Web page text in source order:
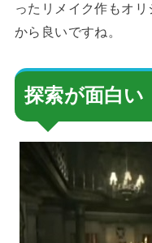
ったリメイク作もオ
から良いですね。
探索が面白い